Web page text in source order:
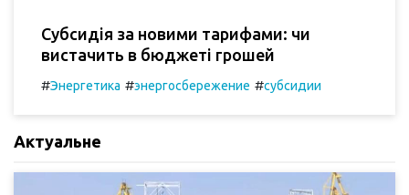
Субсидія за новими тарифами: чи
вистачить в бюджеті грошей
#Энергетика #энергосбережение #субсидии
Актуальне